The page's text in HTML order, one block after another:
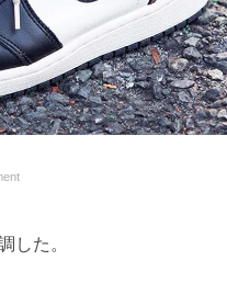
した。